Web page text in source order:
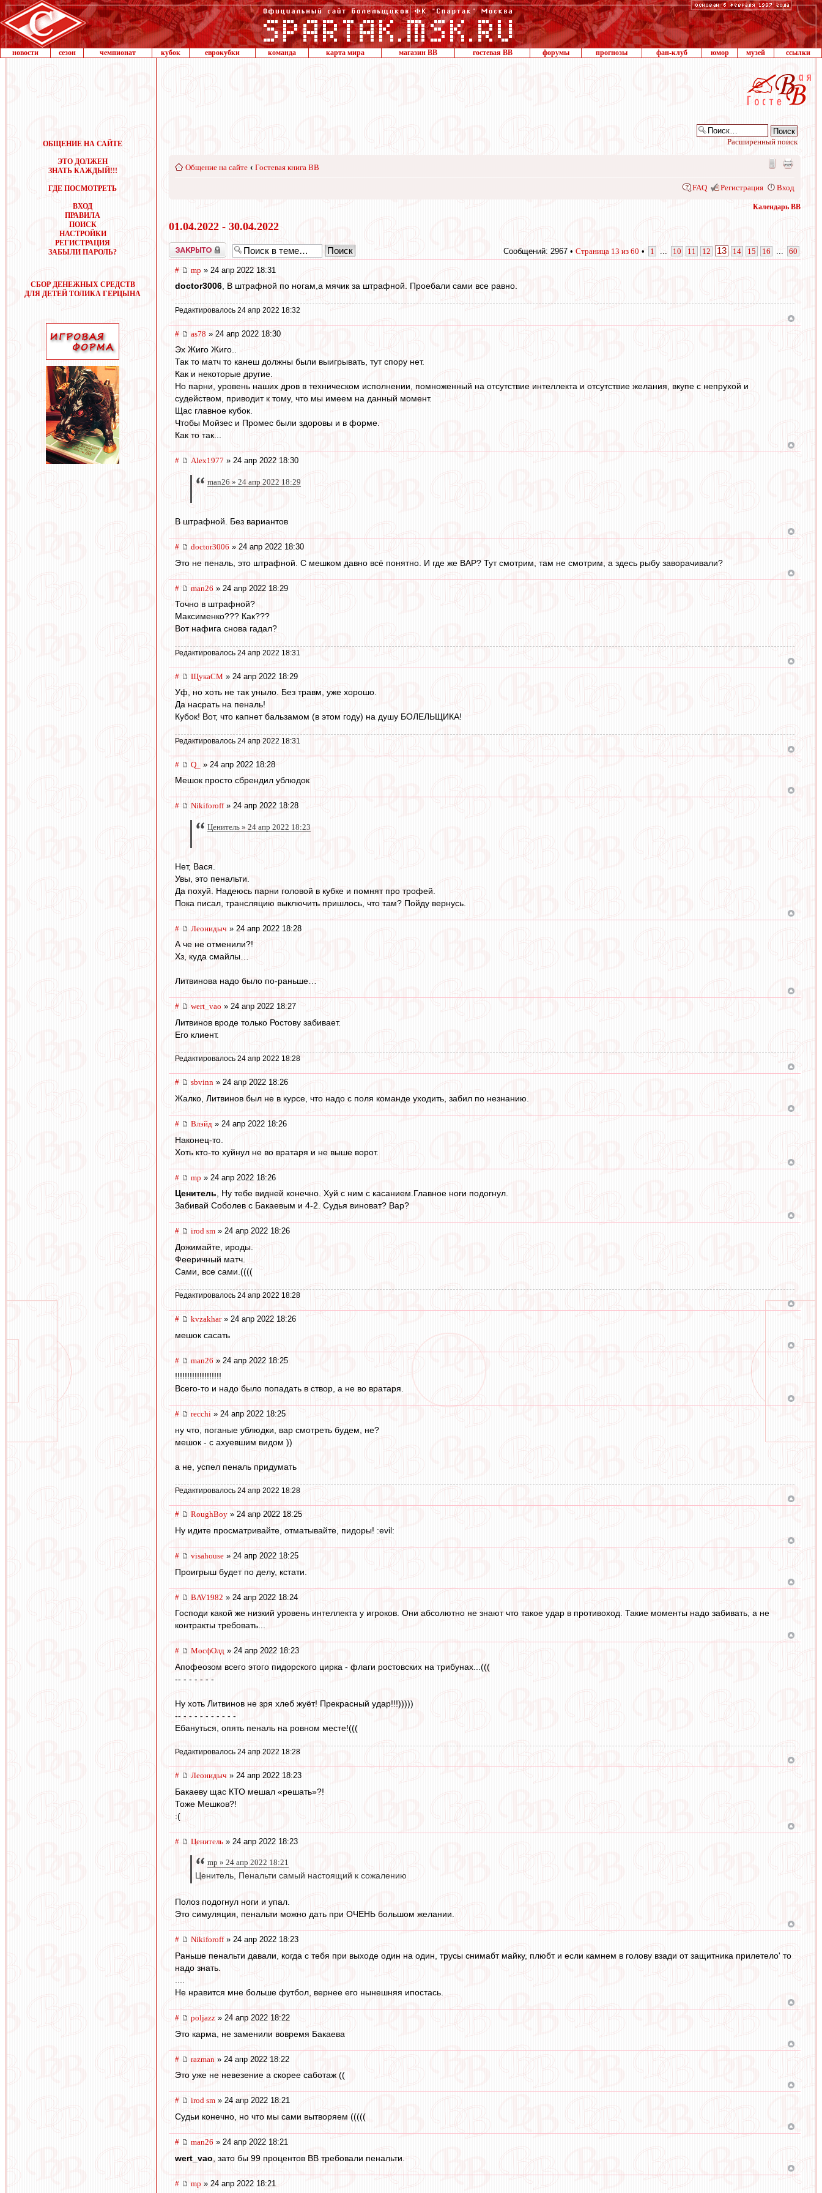
новости сезон чемпионат кубок еврокубки команда карта мира магазин ВВ гостевая ВВ форумы прогнозы фан-клуб юмор музей ссылки
ОБЩЕНИЕ НА САЙТЕ
ЭТО ДОЛЖЕН
ЗНАТЬ КАЖДЫЙ!!!
ГДЕ ПОСМОТРЕТЬ
ВХОД
ПРАВИЛА
ПОИСК
НАСТРОЙКИ
РЕГИСТРАЦИЯ
ЗАБЫЛИ ПАРОЛЬ?
СБОР ДЕНЕЖНЫХ СРЕДСТВ
ДЛЯ ДЕТЕЙ ТОЛИКА ГЕРЦЫНА
Расширенный поиск
Общение на сайте ‹ Гостевая книга ВВ
FAQ Регистрация Вход
Календарь ВВ
01.04.2022 - 30.04.2022
Закрыто Сообщений: 2967 • Страница 13 из 60 • 1 10 11 12 13 14 15 16 60
# mp » 24 апр 2022 18:31
doctor3006, В штрафной по ногам,а мячик за штрафной. Проебали сами все равно.
Редактировалось 24 апр 2022 18:32
# as78 » 24 апр 2022 18:30
Эх Жиго Жиго..
Так то матч то канеш должны были выигрывать, тут спору нет.
Как и некоторые другие.
Но парни, уровень наших дров в техническом исполнении, помноженный на отсутствие интеллекта и отсутствие желания, вкупе с непрухой и
судейством, приводит к тому, что мы имеем на данный момент.
Щас главное кубок.
Чтобы Мойзес и Промес были здоровы и в форме.
Как то так...
# Alex1977 » 24 апр 2022 18:30
man26 » 24 апр 2022 18:29
В штрафной. Без вариантов
# doctor3006 » 24 апр 2022 18:30
Это не пеналь, это штрафной. С мешком давно всё понятно. И где же ВАР? Тут смотрим, там не смотрим, а здесь рыбу заворачивали?
# man26 » 24 апр 2022 18:29
Точно в штрафной?
Максименко??? Как???
Вот нафига снова гадал?
Редактировалось 24 апр 2022 18:31
# ЩукаСМ » 24 апр 2022 18:29
Уф, но хоть не так уныло. Без травм, уже хорошо.
Да насрать на пеналь!
Кубок! Вот, что капнет бальзамом (в этом году) на душу БОЛЕЛЬЩИКА!
Редактировалось 24 апр 2022 18:31
# Q_ » 24 апр 2022 18:28
Мешок просто сбрендил ублюдок
# Nikiforoff» 24 апр 2022 18:28
Ценитель » 24 апр 2022 18:23
Нет, Вася.
Увы, это пенальти.
Да похуй. Надеюсь парни головой в кубке и помнят про трофей.
Пока писал, трансляцию выключить пришлось, что там? Пойду вернусь.
# Леонидыч » 24 апр 2022 18:28
А че не отменили?!
Хз, куда смайлы…
Литвинова надо было по-раньше…
# wert_vao » 24 апр 2022 18:27
Литвинов вроде только Ростову забивает.
Его клиент.
Редактировалось 24 апр 2022 18:28
# sbvinn » 24 апр 2022 18:26
Жалко, Литвинов был не в курсе, что надо с поля команде уходить, забил по незнанию.
# Влэйд » 24 апр 2022 18:26
Наконец-то.
Хоть кто-то хуйнул не во вратаря и не выше ворот.
# mp » 24 апр 2022 18:26
Ценитель , Ну тебе видней конечно. Хуй с ним с касанием.Главное ноги подогнул.
Забивай Соболев с Бакаевым и 4-2. Судья виноват? Вар?
# irod sm » 24 апр 2022 18:26
Дожимайте, ироды.
Фееричный матч.
Сами, все сами.((((
Редактировалось 24 апр 2022 18:28
# kvzakhar» 24 апр 2022 18:26
мешок сасать
# man26 » 24 апр 2022 18:25
!!!!!!!!!!!!!!!!!!!
Всего-то и надо было попадать в створ, а не во вратаря.
# recchi » 24 апр 2022 18:25
ну что, поганые ублюдки, вар смотреть будем, не?
мешок - с ахуевшим видом ))
а не, успел пеналь придумать
Редактировалось 24 апр 2022 18:28
# RoughBoy » 24 апр 2022 18:25
Ну идите просматривайте, отматывайте, пидоры! :evil:
# visahouse » 24 апр 2022 18:25
Проигрыш будет по делу, кстати.
# BAV1982 » 24 апр 2022 18:24
Господи какой же низкий уровень интеллекта у игроков. Они абсолютно не знают что такое удар в противоход. Такие моменты надо забивать, а не
контракты требовать...
# МосфОлд » 24 апр 2022 18:23
Апофеозом всего этого пидорского цирка - флаги ростовских на трибунах...(((
-- - - - - - -
Ну хоть Литвинов не зря хлеб жуёт! Прекрасный удар!!!)))))
-- - - - - - - - - - -
Ебануться, опять пеналь на ровном месте!(((
Редактировалось 24 апр 2022 18:28
# Леонидыч » 24 апр 2022 18:23
Бакаеву щас КТО мешал «решать»?!
Тоже Мешков?!
:(
# Ценитель » 24 апр 2022 18:23
mp » 24 апр 2022 18:21
Ценитель, Пенальти самый настоящий к сожалению
Полоз подогнул ноги и упал.
Это симуляция, пенальти можно дать при ОЧЕНЬ большом желании.
# Nikiforoff» 24 апр 2022 18:23
Раньше пенальти давали, когда с тебя при выходе один на один, трусы снимабт майку, плюбт и если камнем в голову взади от защитника прилетело' то
надо знать.
Не нравится мне больше футбол, вернее его нынешняя ипостась.
# poljazz » 24 апр 2022 18:22
Это карма, не заменили вовремя Бакаева
# razman » 24 апр 2022 18:22
Это уже не невезение а скорее саботаж ((
# irod sm » 24 апр 2022 18:21
Судьи конечно, но что мы сами вытворяем (((((
# man26 » 24 апр 2022 18:21
wert_vao , зато бы 99 процентов ВВ требовали пенальти.
# mp » 24 апр 2022 18:21